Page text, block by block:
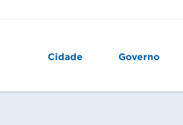
Cidade Governo